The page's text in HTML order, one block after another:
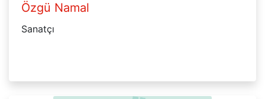
Özgü Namal
Sanatçı